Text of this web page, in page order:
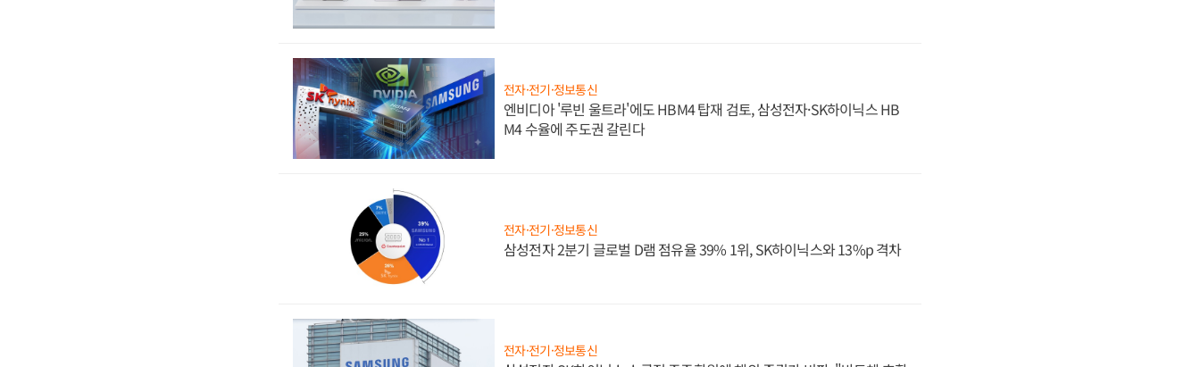
전자·전기·정보통신
엔비디아 '루빈 울트라'에도 HBM4 탑재 검토, 삼성전자·SK하이닉스 HB
M4 수율에 주도권 갈린다
전자·전기·정보통신
삼성전자 2분기 글로벌 D램 점유율 39% 1위, SK하이닉스와 13%p 격차
전자·전기·정보통신